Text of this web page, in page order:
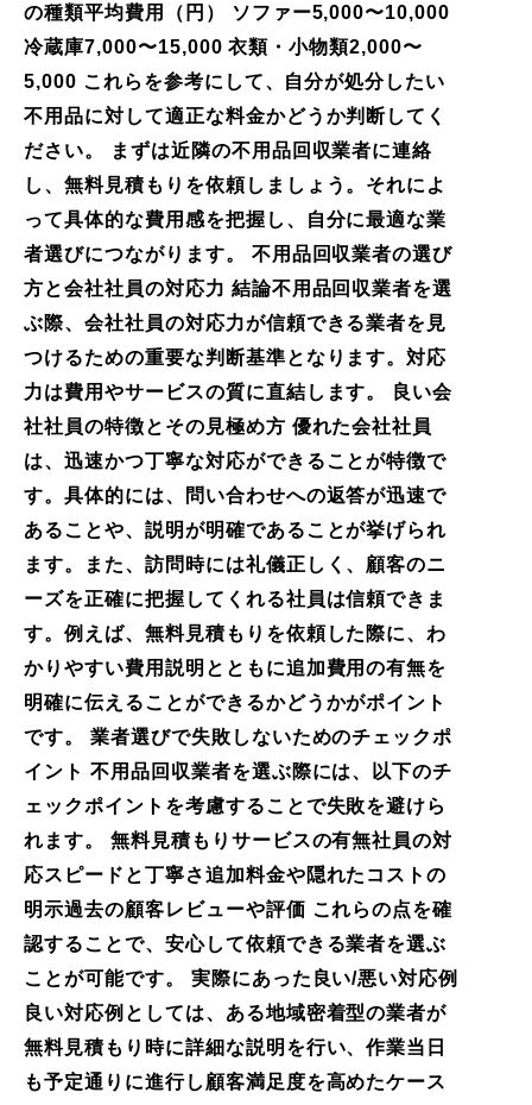
の種類平均費用（円） ソファー5,000〜10,000
冷蔵庫7,000〜15,000 衣類・小物類2,000〜
5,000 これらを参考にして、自分が処分したい
不用品に対して適正な料金かどうか判断してく
ださい。 まずは近隣の不用品回収業者に連絡
し、無料見積もりを依頼しましょう。それによ
って具体的な費用感を把握し、自分に最適な業
者選びにつながります。 不用品回収業者の選び
方と会社社員の対応力 結論不用品回収業者を選
ぶ際、会社社員の対応力が信頼できる業者を見
つけるための重要な判断基準となります。対応
力は費用やサービスの質に直結します。 良い会
社社員の特徴とその見極め方 優れた会社社員
は、迅速かつ丁寧な対応ができることが特徴で
す。具体的には、問い合わせへの返答が迅速で
あることや、説明が明確であることが挙げられ
ます。また、訪問時には礼儀正しく、顧客のニ
ーズを正確に把握してくれる社員は信頼できま
す。例えば、無料見積もりを依頼した際に、わ
かりやすい費用説明とともに追加費用の有無を
明確に伝えることができるかどうかがポイント
です。 業者選びで失敗しないためのチェックポ
イント 不用品回収業者を選ぶ際には、以下のチ
ェックポイントを考慮することで失敗を避けら
れます。 無料見積もりサービスの有無社員の対
応スピードと丁寧さ追加料金や隠れたコストの
明示過去の顧客レビューや評価 これらの点を確
認することで、安心して依頼できる業者を選ぶ
ことが可能です。 実際にあった良い/悪い対応例
良い対応例としては、ある地域密着型の業者が
無料見積もり時に詳細な説明を行い、作業当日
も予定通りに進行し顧客満足度を高めたケース